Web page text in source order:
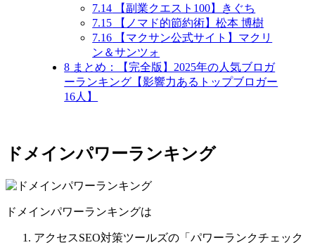
7.14 【副業クエスト100】きぐち
7.15 【ノマド的節約術】松本 博樹
7.16 【マクサン公式サイト】マクリ
ン＆サンツォ
8 まとめ：【完全版】2025年の人気ブロガ
ーランキング【影響力あるトップブロガー
16人】
ドメインパワーランキング
ドメインパワーランキングは
アクセスSEO対策ツールズの「パワーランクチェック